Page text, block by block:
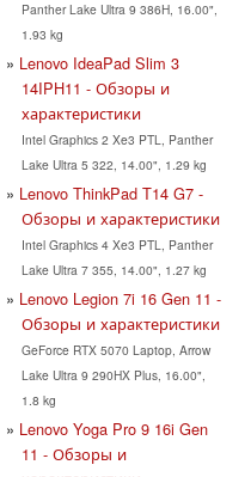
Panther Lake Ultra 9 386H, 16.00",
1.93 kg
Lenovo IdeaPad Slim 3
14IPH11 - Обзоры и
характеристики
Intel Graphics 2 Xe3 PTL, Panther
Lake Ultra 5 322, 14.00", 1.29 kg
Lenovo ThinkPad T14 G7 -
Обзоры и характеристики
Intel Graphics 4 Xe3 PTL, Panther
Lake Ultra 7 355, 14.00", 1.27 kg
Lenovo Legion 7i 16 Gen 11 -
Обзоры и характеристики
GeForce RTX 5070 Laptop, Arrow
Lake Ultra 9 290HX Plus, 16.00",
1.8 kg
Lenovo Yoga Pro 9 16i Gen
11 - Обзоры и